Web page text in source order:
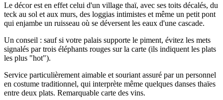
Le décor est en effet celui d'un village thaï, avec ses toits décalés, du
teck au sol et aux murs, des loggias intimistes et même un petit pont
qui enjambe un ruisseau où se déversent les eaux d'une cascade.
Un conseil : sauf si votre palais supporte le piment, évitez les mets
signalés par trois éléphants rouges sur la carte (ils indiquent les plats
les plus "hot").
Service particulièrement aimable et souriant assuré par un personnel
en costume traditionnel, qui interprète même quelques danses thaïes
entre deux plats. Remarquable carte des vins.